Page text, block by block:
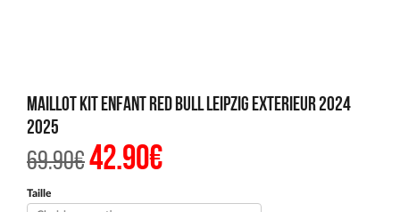
Maillot Kit Enfant Red Bull Leipzig Exterieur 2024
2025
69.90€Le
prix
était :
42.90€Le
prix
est :
Taille